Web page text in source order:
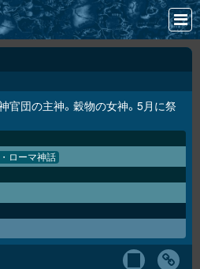
官団の主神。穀物の女神。5月に祭
ローマ神話